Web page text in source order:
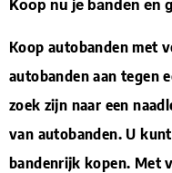
Koop nu je banden en
Koop autobanden met
autobanden aan tegen
zoek zijn naar een
van autobanden. U
bandenrijk kopen. Met